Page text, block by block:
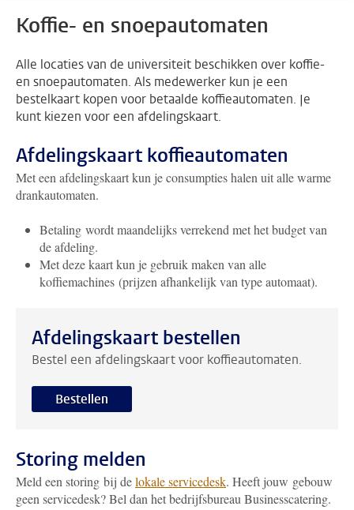
Koffie- en snoepautomaten
Alle locaties van de universiteit beschikken over koffie-
en snoepautomaten. Als medewerker kun je een
bestelkaart kopen voor betaalde koffieautomaten. Je
kunt kiezen voor een afdelingskaart.
Afdelingskaart koffieautomaten
Met een afdelingskaart kun je consumpties halen uit alle warme
drankautomaten.
Betaling wordt maandelijks verrekend met het budget van
de afdeling.
Met deze kaart kun je gebruik maken van alle
koffiemachines (prijzen afhankelijk van type automaat).
Afdelingskaart bestellen
Bestel een afdelingskaart voor koffieautomaten.
Bestellen
Storing melden
Meld een storing bij delokale servicedesk. Heeft jouw gebouw
geen servicedesk? Bel dan het bedrijfsbureau Businesscatering.